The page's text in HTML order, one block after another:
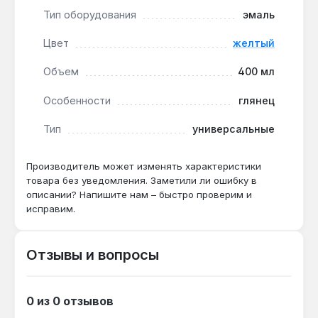
Баллон объёмом 400 мл удобен для точного
предметов интерьера, окрашивание садовой
мебели или защита металлических элементов.
по Украине.
Подходит ли для окрашивания
пластиковых окон?
Да — эмаль на водной основе с объёмом 400
предварительного грунтования.
Какой цвет и финиш у этой эмали?
Тип оборудования эмаль
Цвет желтый
Объем 400 мл
Особенности глянец
Тип универсальные
Производитель может изменять характеристики
товара без уведомления. Заметили ли ошибку в
описании? Напишите нам – быстро проверим и
исправим.
Отзывы и вопросы
0 из 0 отзывов